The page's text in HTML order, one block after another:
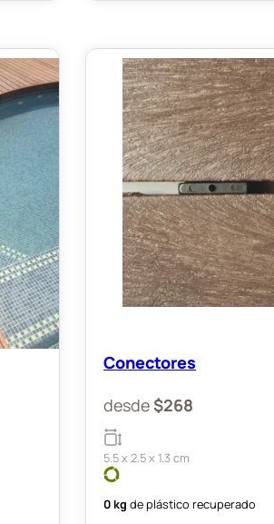
Conectores
desde$268
5.5 x 2.5 x 1.3 cm
0 kg de plástico recuperado